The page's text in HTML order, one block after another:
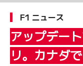
F1 ニュース
アップデー
リ。カナダ